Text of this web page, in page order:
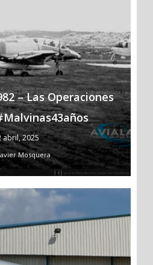
– Las Operaciones
abril, 2025
Mosquera